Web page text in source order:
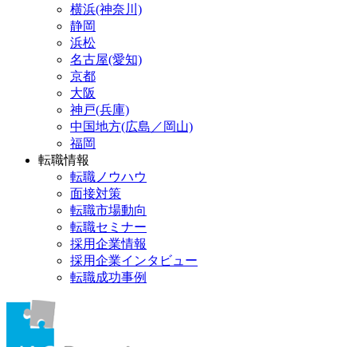
横浜(神奈川)
静岡
浜松
名古屋(愛知)
京都
大阪
神戸(兵庫)
中国地方(広島／岡山)
福岡
転職情報
転職ノウハウ
面接対策
転職市場動向
転職セミナー
採用企業情報
採用企業インタビュー
転職成功事例